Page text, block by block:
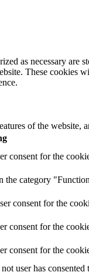
as necessary are
These cookies
of the website,
consent for the
the category
consent for the
consent for the
consent for the
user has